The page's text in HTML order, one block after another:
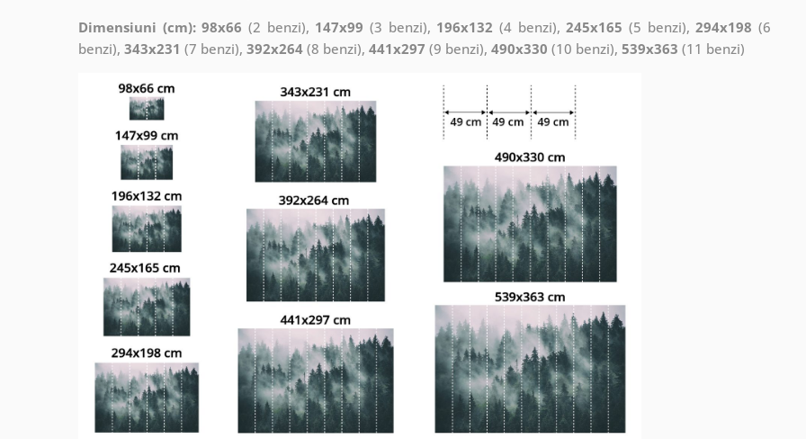
Dimensiuni (cm): 98x66 (2 benzi), 147x99 (3 benzi), 196x132 (4 benzi),245x165 (5 benzi),294x198 (6
benzi), 343x231 (7 benzi), 392x264 (8 benzi), 441x297 (9 benzi), 490x330 (10 benzi), 539x363 (11 benzi)